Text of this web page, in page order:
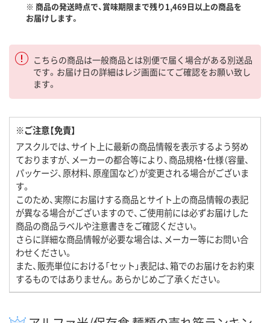
※ 商品の発送時点で、賞味期限まで残り1,469日以上の商品を
お届けします。
こちらの商品は一般商品とは別便で届く場合がある別送品
です。お届け日の詳細はレジ画面にてご確認をお願い致し
ます。
※ご注意【免責】
アスクルでは、サイト上に最新の商品情報を表示するよう努め
ておりますが、メーカーの都合等により、商品規格・仕様（容量、
パッケージ、原材料、原産国など）が変更される場合がございま
す。
このため、実際にお届けする商品とサイト上の商品情報の表記
が異なる場合がございますので、ご使用前には必ずお届けした
商品の商品ラベルや注意書きをご確認ください。
さらに詳細な商品情報が必要な場合は、メーカー等にお問い合
わせください。
また、販売単位における「セット」表記は、箱でのお届けをお約束
するものではありません。あらかじめご了承ください。